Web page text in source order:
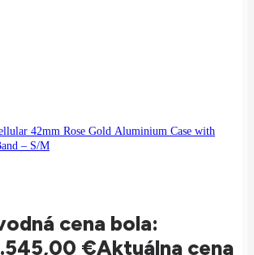
42mm Rose Gold Aluminium Case with
– S/M
cena bola:
545,00 €Aktuálna cena